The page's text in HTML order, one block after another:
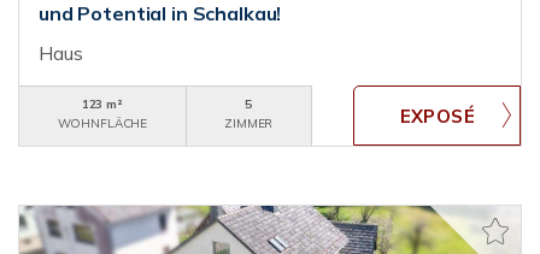
und Potential in Schalkau!
Haus
123 m²
WOHNFLÄCHE
5
ZIMMER